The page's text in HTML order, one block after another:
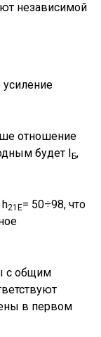
независимой
отношение
будет IБ,
21Е= 50÷98, что
с общим
в первом